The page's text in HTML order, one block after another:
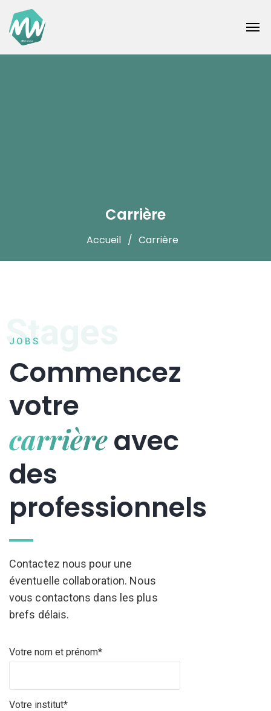
Carrière
Accueil Carrière
Stages
JOBS
Commencez
votre
carrièreavec
des
professionnels
Contactez nous pour une
éventuelle collaboration. Nous
vous contactons dans les plus
brefs délais.
Votre nom et prénom*
Votre institut*